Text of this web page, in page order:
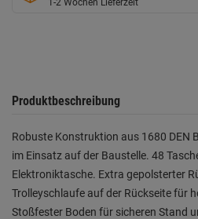
Produktbeschreibung
Robuste Konstruktion aus 1680 DEN
im Einsatz auf der Baustelle. 48
Elektroniktasche. Extra gepolsterter
Trolleyschlaufe auf der Rückseite für
Stoßfester Boden für sicheren Stand